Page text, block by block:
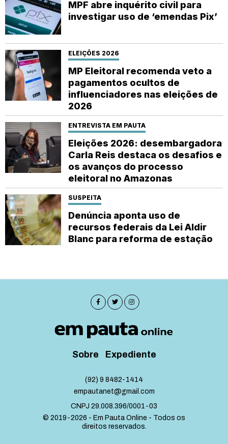
MPF abre inquérito civil para
investigar uso de ‘emendas Pix’
ELEIÇÕES 2026
MP Eleitoral recomenda veto a
pagamentos ocultos de
influenciadores nas eleições de
2026
ENTREVISTA EM PAUTA
Eleições 2026: desembargadora
Carla Reis destaca os desafios e
os avanços do processo
eleitoral no Amazonas
SUSPEITA
Denúncia aponta uso de
recursos federais da Lei Aldir
Blanc para reforma de estação
Sobre Expediente
(92) 9 8482-1414
empautanet@gmail.com
CNPJ 29.008.396/0001-03
© 2019-2026 - Em Pauta Online - Todos os
direitos reservados.